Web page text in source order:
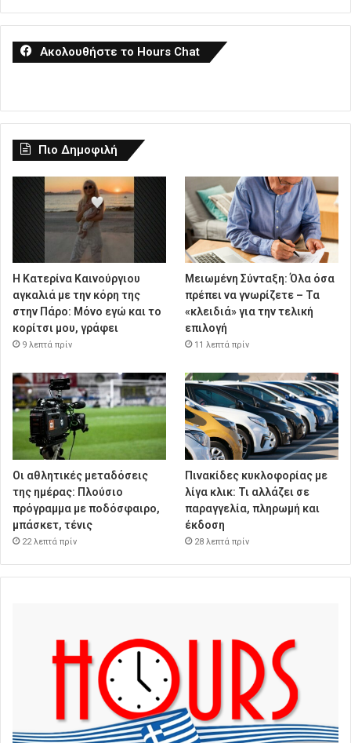
Ακολουθήστε το Hours Chat
Πιο Δημοφιλή
Η Κατερίνα Καινούργιου
αγκαλιά με την κόρη της
στην Πάρο: Μόνο εγώ και το
κορίτσι μου, γράφει
9 λεπτά πρίν
Μειωμένη Σύνταξη: Όλα όσα
πρέπει να γνωρίζετε – Τα
«κλειδιά» για την τελική
επιλογή
11 λεπτά πρίν
Οι αθλητικές μεταδόσεις
της ημέρας: Πλούσιο
πρόγραμμα με ποδόσφαιρο,
μπάσκετ, τένις
22 λεπτά πρίν
Πινακίδες κυκλοφορίας με
λίγα κλικ: Τι αλλάζει σε
παραγγελία, πληρωμή και
έκδοση
28 λεπτά πρίν